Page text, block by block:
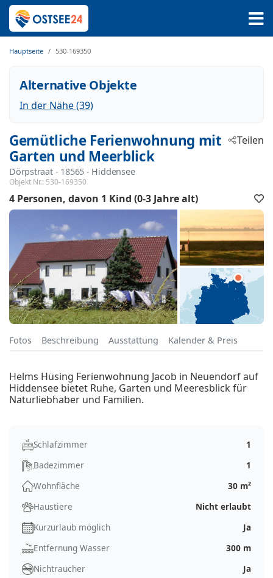
Hauptseite 530-169350
Alternative Objekte
In der Nähe (39)
Gemütliche Ferienwohnung mit
Garten und Meerblick
Dörpstraat - 18565 - Hiddensee
Objekt Nr.: 530-169350
Teilen
4 Personen davon 1 Kind (0-3 Jahre alt)
Fotos Beschreibung Ausstattung Kalender & Preis
Helms Hüsing Ferienwohnung Jacob in Neuendorf auf
Hiddensee bietet Ruhe, Garten und Meeresblick für
Naturliebhaber und Familien.
Schlafzimmer
1
Badezimmer
1
Wohnfläche
30 m²
Haustiere
Nicht erlaubt
Kurzurlaub möglich
Ja
Entfernung Wasser
300 m
Nichtraucher
Ja